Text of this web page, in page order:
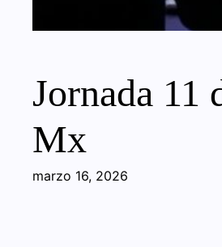
Jornada 11
Mx
marzo 16, 2026